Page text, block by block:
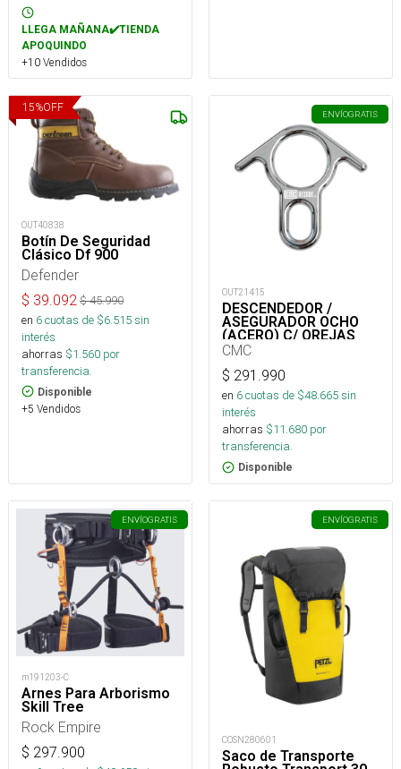
LLEGA MAÑANA✔️TIENDA
APOQUINDO
+10 Vendidos
15%OFF
OUT40838
Botín De Seguridad
Clásico Df 900
Defender
$ 39.092 $45.990
en 6cuotas de $6.515sin
interés
ahorras $1.560 por
transferencia.
Disponible
+5 Vendidos
ENVÍOGRATIS
OUT21415
DESCENDEDOR /
ASEGURADOR OCHO
(ACERO) C/ OREJAS
(NFPA)
CMC
$ 291.990
en 6cuotas de $48.665sin
interés
ahorras $11.680 por
transferencia.
Disponible
ENVÍOGRATIS
m191203-C
Arnes Para Arborismo
Skill Tree
Rock Empire
$ 297.900
ENVÍOGRATIS
COSN280601
Saco de Transporte